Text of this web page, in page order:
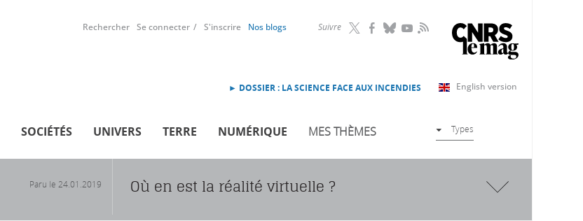
Suivre RSS
Rechercher Se connecter S'inscrire Nos blogs
English version
► DOSSIER : LA SCIENCE FACE AUX INCENDIES
SOCIÉTÉS UNIVERS TERRE NUMÉRIQUE MES THÈMES Types
Paru le 24.01.2019 Où en est la réalité virtuelle ?